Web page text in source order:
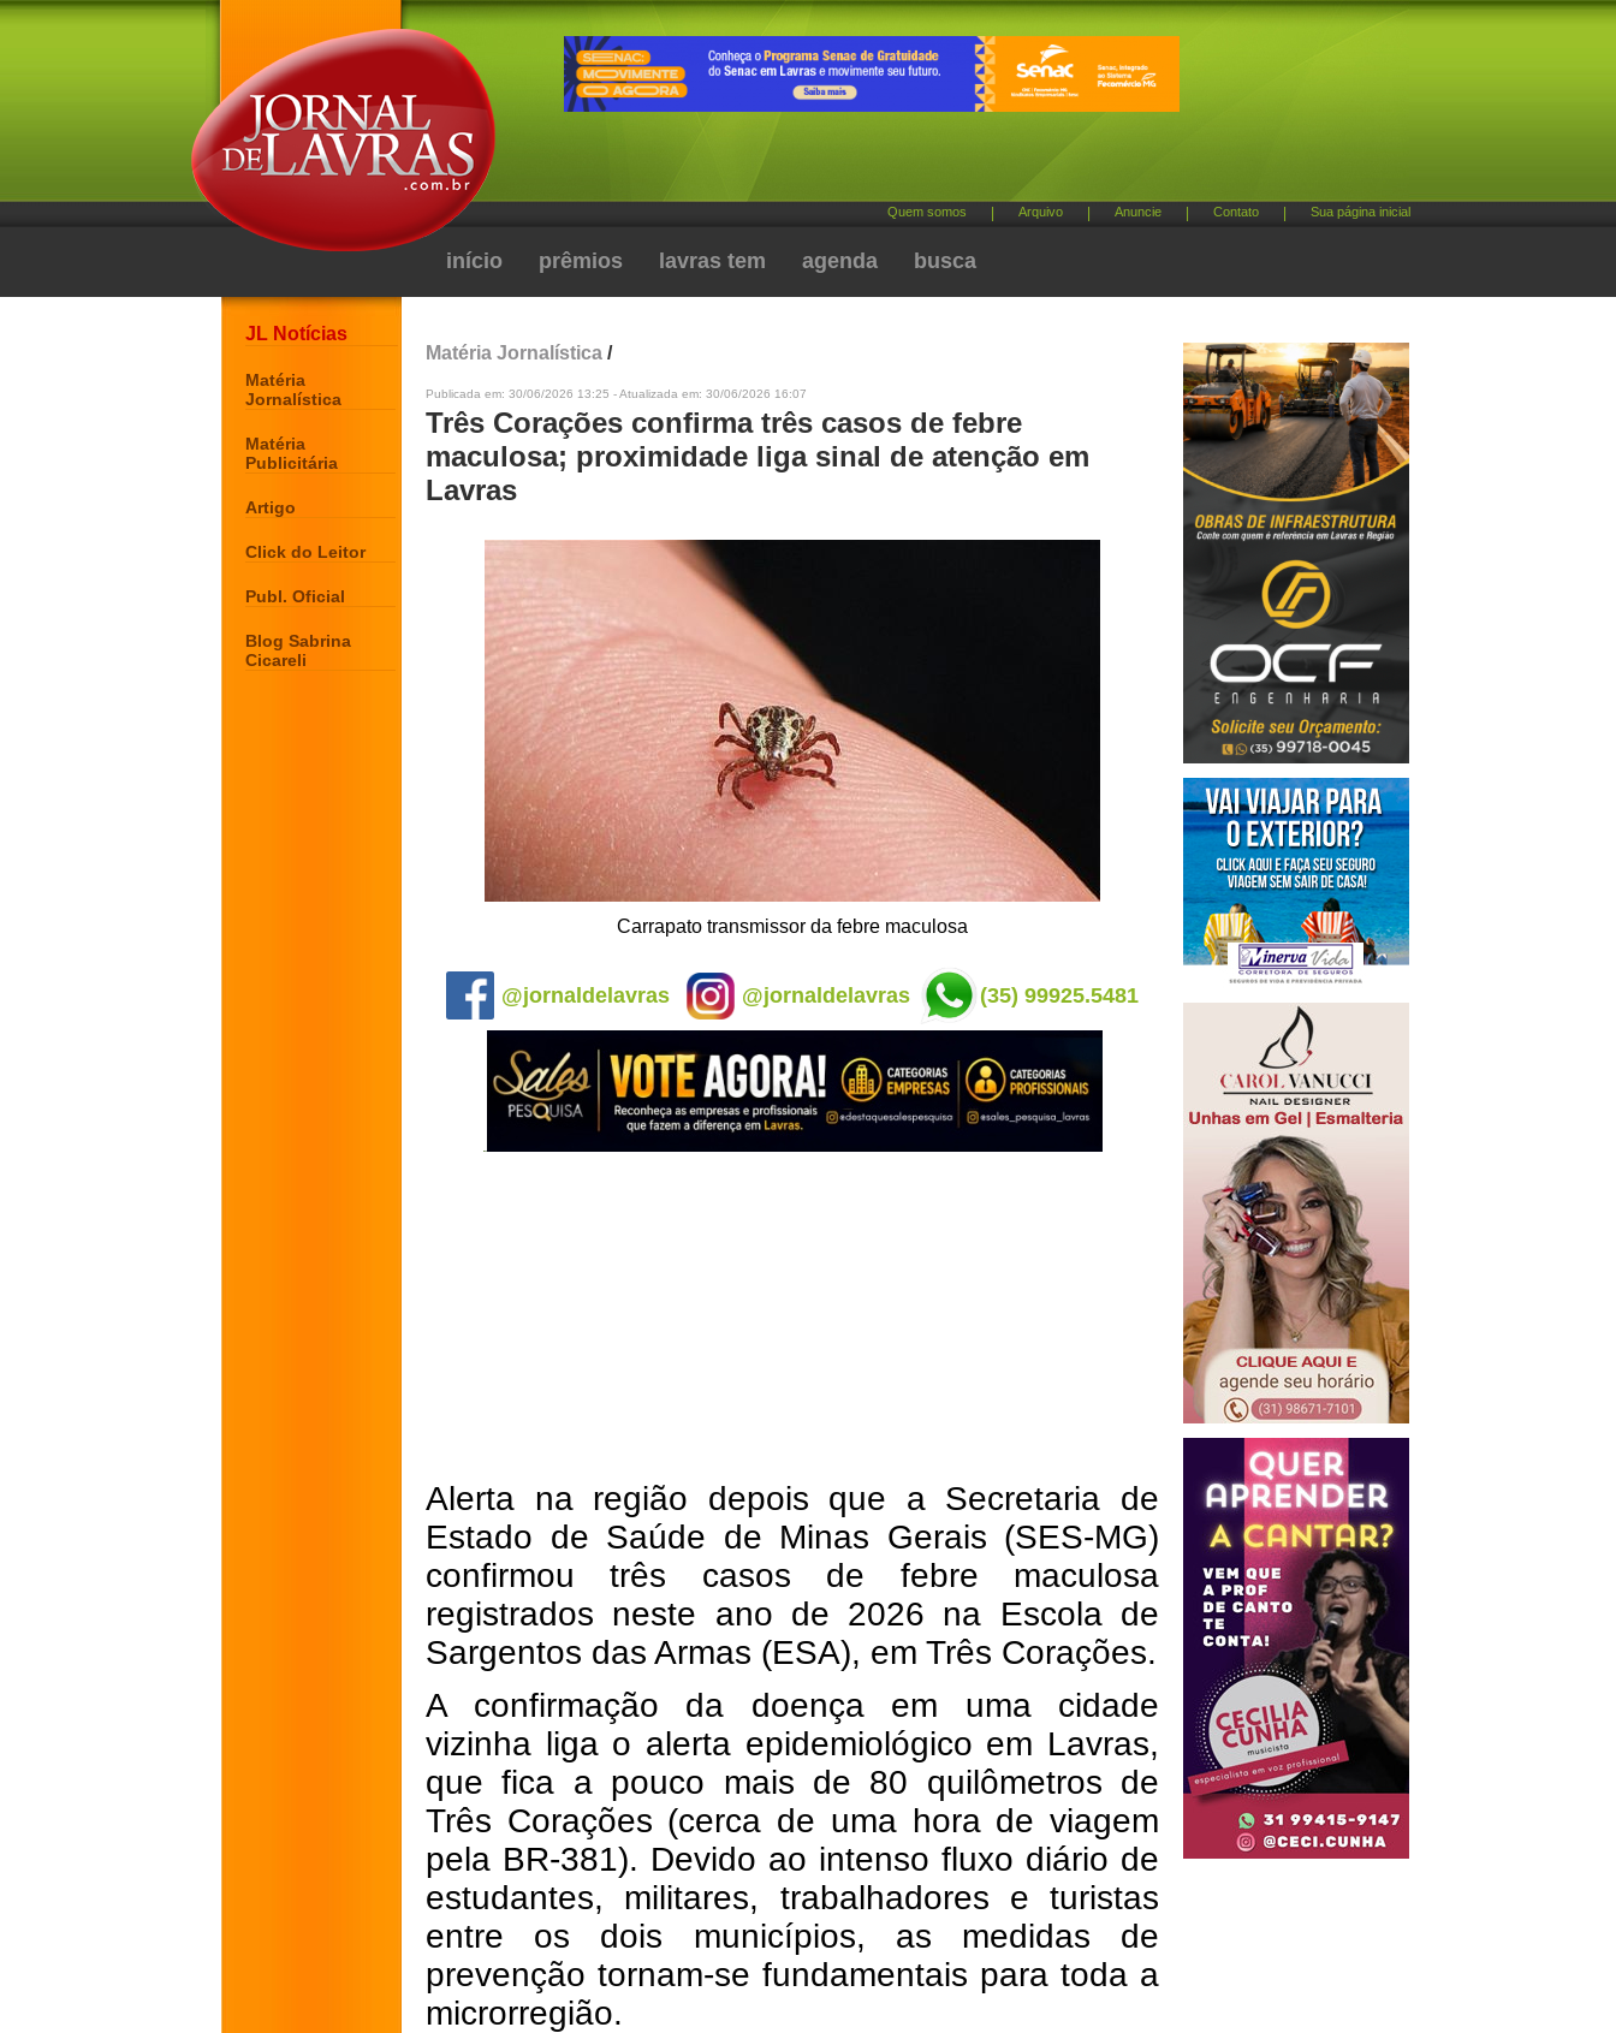
Quem somos Arquivo Anuncie Contato Sua página inicial
início prêmios lavras tem agenda busca
JL Notícias
Matéria
Jornalística
Matéria
Publicitária
Artigo
Click do Leitor
Publ. Oficial
Blog Sabrina
Cicareli
Matéria Jornalística /
Publicada em: 30/06/2026 13:25 - Atualizada em: 30/06/2026 16:07
Três Corações confirma três casos de febre
maculosa; proximidade liga sinal de atenção em
Lavras
Carrapato transmissor da febre maculosa
@jornaldelavras @jornaldelavras (35) 99925.5481
Alerta na região depois que a Secretaria de
Estado de Saúde de Minas Gerais (SES-MG)
confirmou três casos de febre maculosa
registrados neste ano de 2026 na Escola de
Sargentos das Armas (ESA), em Três Corações.
A confirmação da doença em uma cidade
vizinha liga o alerta epidemiológico em Lavras,
que fica a pouco mais de 80 quilômetros de
Três Corações (cerca de uma hora de viagem
pela BR-381). Devido ao intenso fluxo diário de
estudantes, militares, trabalhadores e turistas
entre os dois municípios, as medidas de
prevenção tornam-se fundamentais para toda a
microrregião.